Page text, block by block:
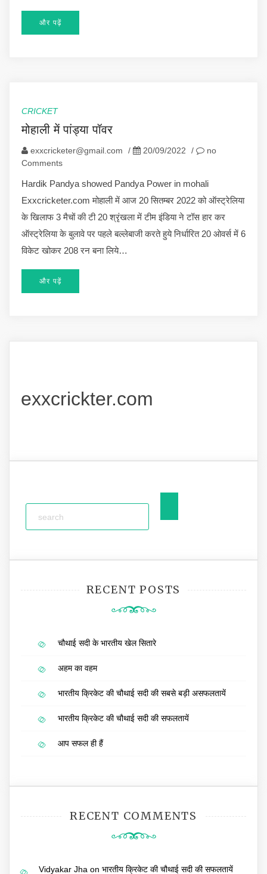
और पढ़ें
CRICKET
मोहाली में पांड्या पॉवर
exxcricketer@gmail.com / 20/09/2022 /
no
Comments
Hardik Pandya showed Pandya Power in mohali
Exxcricketer.com मोहाली में आज 20 सितम्बर 2022 को ऑस्ट्रेलिया
के खिलाफ 3 मैचों की टी 20 श्रृंखला में टीम इंडिया ने टॉस हार कर
ऑस्ट्रेलिया के बुलावे पर पहले बल्लेबाजी करते हुये निर्धारित 20 ओवर्स में 6
विकेट खोकर 208 रन बना लिये…
और पढ़ें
exxcrickter.com
RECENT POSTS
चौथाई सदी के भारतीय खेल सितारे
अहम का वहम
भारतीय क्रिकेट की चौथाई सदी की सबसे बड़ी असफलतायें
भारतीय क्रिकेट की चौथाई सदी की सफलतायें
आप सफल ही हैं
RECENT COMMENTS
Vidyakar Jha on भारतीय क्रिकेट की चौथाई सदी की सफलतायें